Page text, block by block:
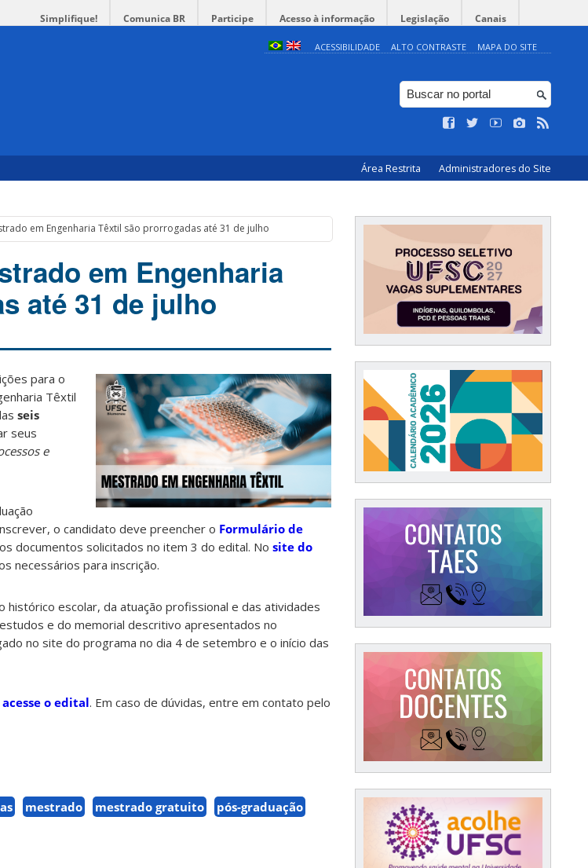
Simplifique! Comunica BR Participe Acesso à informação Legislação Canais
ACESSIBILIDADE ALTO CONTRASTE MAPA DO SITE
Área Restrita Administradores do Site
em Engenharia Têxtil são prorrogadas até 31 de julho
em Engenharia
até 31 de julho
para o
Têxtil
seis
seus
e
o candidato deve preencher o Formulário de
documentos solicitados no item 3 do edital. No site do
necessários para inscrição.
escolar, da atuação profissional e das atividades
e do memorial descritivo apresentados no
no site do programa no dia 4 de setembro e o início das
acesse o edital. Em caso de dúvidas, entre em contato pelo
mestrado mestrado gratuito pós-graduação